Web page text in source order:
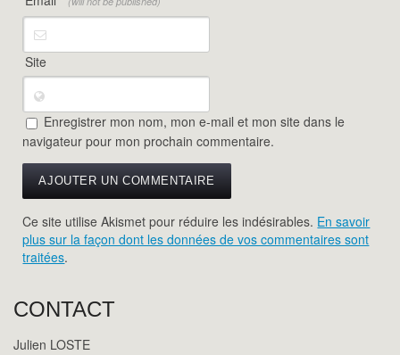
Site
Enregistrer mon nom, mon e-mail et mon site dans le
navigateur pour mon prochain commentaire.
Ce site utilise Akismet pour réduire les indésirables. En savoir
plus sur la façon dont les données de vos commentaires sont
traitées.
CONTACT
Julien LOSTE